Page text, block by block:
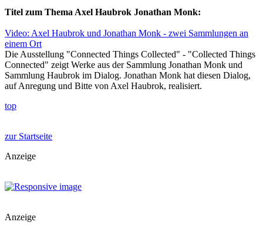
Titel zum Thema Axel Haubrok Jonathan Monk:
Video: Axel Haubrok und Jonathan Monk - zwei Sammlungen an
einem Ort
Die Ausstellung "Connected Things Collected" - "Collected Things
Connected" zeigt Werke aus der Sammlung Jonathan Monk und
Sammlung Haubrok im Dialog. Jonathan Monk hat diesen Dialog,
auf Anregung und Bitte von Axel Haubrok, realisiert.
top
zur Startseite
Anzeige
Anzeige